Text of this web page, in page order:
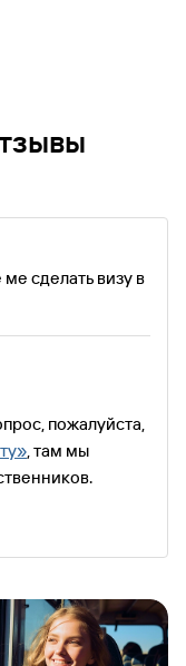
сделать визу в
пожалуйста,
, там мы